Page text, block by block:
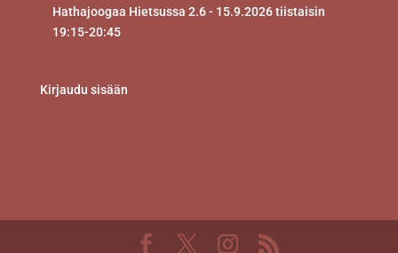
Hathajoogaa Hietsussa 2.6 - 15.9.2026 tiistaisin
19:15-20:45
Kirjaudu sisään